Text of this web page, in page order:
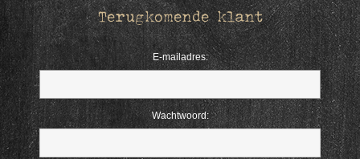
Terugkomende klant
E-mailadres:
Wachtwoord: